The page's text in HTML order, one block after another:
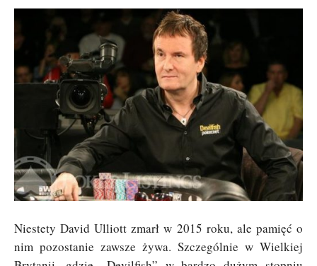
Niestety David Ulliott zmarł w 2015 roku, ale pamięć o
nim pozostanie zawsze żywa. Szczególnie w Wielkiej